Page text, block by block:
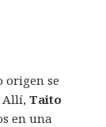
origen se
Allí,Taito
en una